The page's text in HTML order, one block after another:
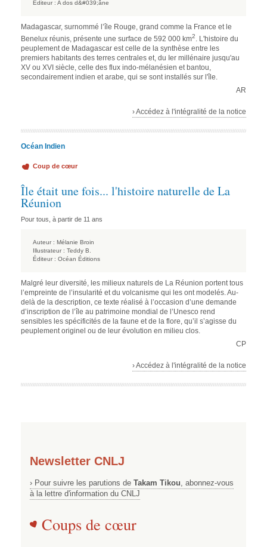
Éditeur : A dos d&#039;âne
Madagascar, surnommé l’île Rouge, grand comme la France et le
Benelux réunis, présente une surface de 592 000 km2. L'histoire du
peuplement de Madagascar est celle de la synthèse entre les
premiers habitants des terres centrales et, du Ier millénaire jusqu'au
XV ou XVI siècle, celle des flux indo-mélanésien et bantou,
secondairement indien et arabe, qui se sont installés sur l'île.
AR
› Accédez à l'intégralité de la notice
Océan Indien
Coup de cœur
Île était une fois... l'histoire naturelle de La
Réunion
Pour tous, à partir de 11 ans
Auteur : Mélanie Broin
Illustrateur : Teddy B.
Éditeur : Océan Éditions
Malgré leur diversité, les milieux naturels de La Réunion portent tous
l’empreinte de l’insularité et du volcanisme qui les ont modelés. Au-
delà de la description, ce texte réalisé à l’occasion d’une demande
d’inscription de l’île au patrimoine mondial de l’Unesco rend
sensibles les spécificités de la faune et de la flore, qu’il s’agisse du
peuplement originel ou de leur évolution en milieu clos.
CP
› Accédez à l'intégralité de la notice
Newsletter CNLJ
› Pour suivre les parutions de Takam Tikou, abonnez-vous
à la lettre d'information du CNLJ
Coups de cœur